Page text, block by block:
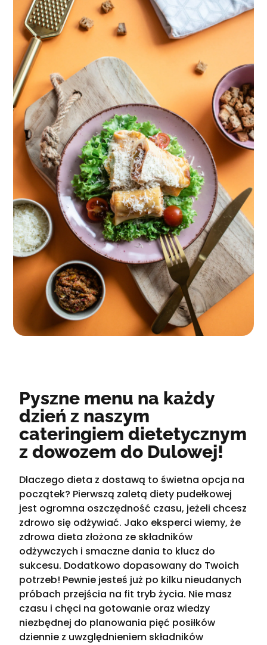
Pyszne menu na każdy
dzień z naszym
cateringiem dietetycznym
z dowozem do Dulowej!
Dlaczego dieta z dostawą to świetna opcja na
początek? Pierwszą zaletą diety pudełkowej
jest ogromna oszczędność czasu, jeżeli chcesz
zdrowo się odżywiać. Jako eksperci wiemy, że
zdrowa dieta złożona ze składników
odżywczych i smaczne dania to klucz do
sukcesu. Dodatkowo dopasowany do Twoich
potrzeb! Pewnie jesteś już po kilku nieudanych
próbach przejścia na fit tryb życia. Nie masz
czasu i chęci na gotowanie oraz wiedzy
niezbędnej do planowania pięć posiłków
dziennie z uwzględnieniem składników